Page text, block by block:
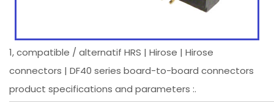
1, compatible / alternatif HRS | Hirose | Hirose
connectors | DF40 series board-to-board connectors
product specifications and parameters :.